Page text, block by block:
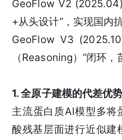
GeoFlow V2
+从头设计”，实现国内
GeoFlow V3
（Reasoning）”闭环，
1. 全原子建模的代差优
主流蛋白质AI模型多将
酸残基层面进行近似建